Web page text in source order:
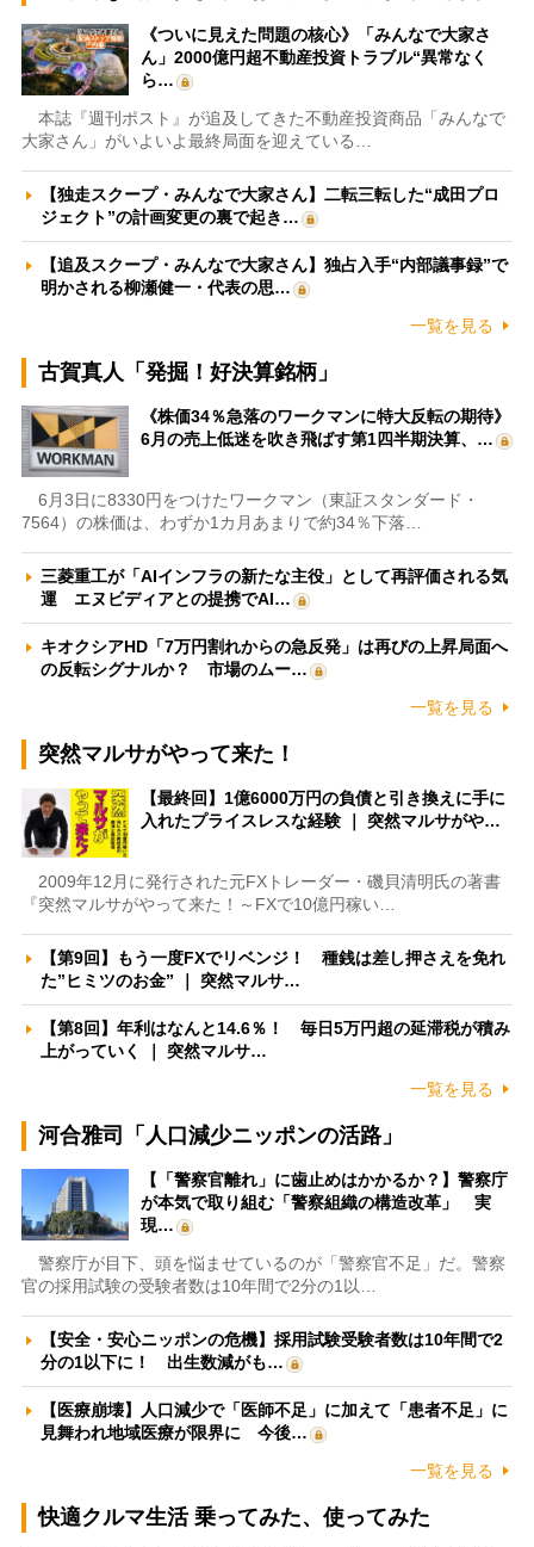
《ついに見えた問題の核心》「みんなで大家さ
ん」2000億円超不動産投資トラブル“異常なく
ら…
本誌『週刊ポスト』が追及してきた不動産投資商品「みんなで
大家さん」がいよいよ最終局面を迎えている…
【独走スクープ・みんなで大家さん】二転三転した“成田プロ
ジェクト”の計画変更の裏で起き…
【追及スクープ・みんなで大家さん】独占入手“内部議事録”で
明かされる柳瀬健一・代表の思…
一覧を見る
古賀真人「発掘！好決算銘柄」
《株価34％急落のワークマンに特大反転の期待》
6月の売上低迷を吹き飛ばす第1四半期決算、…
6月3日に8330円をつけたワークマン（東証スタンダード・
7564）の株価は、わずか1カ月あまりで約34％下落…
三菱重工が「AIインフラの新たな主役」として再評価される気
運 エヌビディアとの提携でAI…
キオクシアHD「7万円割れからの急反発」は再びの上昇局面へ
の反転シグナルか？ 市場のムー…
一覧を見る
突然マルサがやって来た！
【最終回】1億6000万円の負債と引き換えに手に
入れたプライスレスな経験 ｜ 突然マルサがや…
2009年12月に発行された元FXトレーダー・磯貝清明氏の著書
『突然マルサがやって来た！～FXで10億円稼い…
【第9回】もう一度FXでリベンジ！ 種銭は差し押さえを免れ
た”ヒミツのお金” ｜ 突然マルサ…
【第8回】年利はなんと14.6％！ 毎日5万円超の延滞税が積み
上がっていく ｜ 突然マルサ…
一覧を見る
河合雅司「人口減少ニッポンの活路」
【「警察官離れ」に歯止めはかかるか？】警察庁
が本気で取り組む「警察組織の構造改革」 実
現…
警察庁が目下、頭を悩ませているのが「警察官不足」だ。警察
官の採用試験の受験者数は10年間で2分の1以…
【安全・安心ニッポンの危機】採用試験受験者数は10年間で2
分の1以下に！ 出生数減がも…
【医療崩壊】人口減少で「医師不足」に加えて「患者不足」に
見舞われ地域医療が限界に 今後…
一覧を見る
快適クルマ生活 乗ってみた、使ってみた